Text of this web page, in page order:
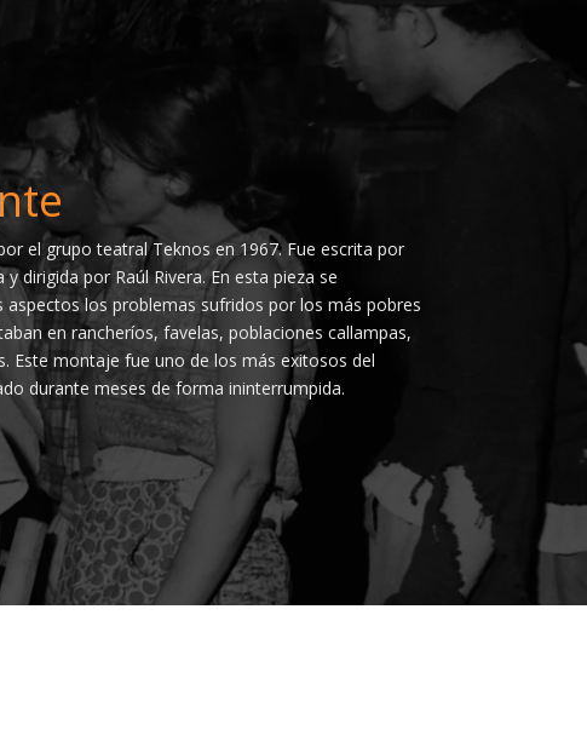
el grupo teatral Teknos en 1967. Fue escrita por
dirigida por Raúl Rivera. En esta pieza se
aspectos los problemas sufridos por los más pobres
en rancheríos, favelas, poblaciones callampas,
Este montaje fue uno de los más exitosos del
durante meses de forma ininterrumpida.